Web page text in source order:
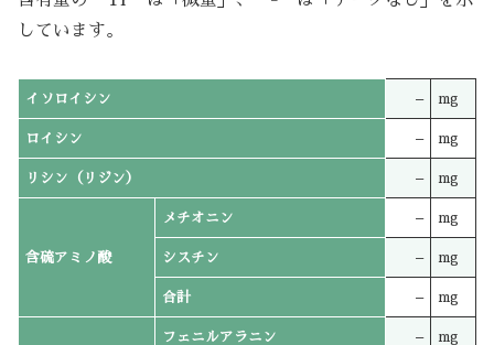
しています。
イソロイシン – mg
ロイシン – mg
リシン（リジン） – mg
含硫アミノ酸
メチオニン – mg
シスチン – mg
合計 – mg
フェニルアラニン – mg